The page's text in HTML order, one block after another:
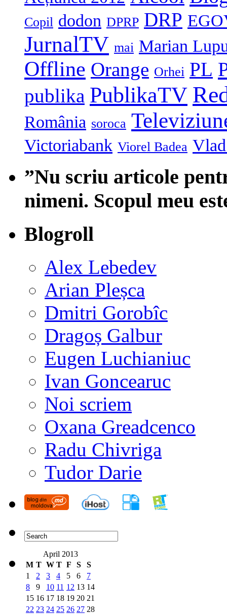
Copil dodon DPRP DRP
JurnalTV mai Marian
Offline Orange Orhei PL
publika PublikaTV
România soroca
Victoriabank Viorel Badea
”Nu scriu articole
nimeni. Scopul meu
Blogroll
Alex Lebedev
Arian Pleșca
Dmitri Gorobîc
Dragoș Galbur
Eugen Luchianiuc
Ivan Goncearuc
Noi scriem
Oxana Greadcenco
Radu Chivriga
Tudor Darie
April 2013
M T W T F S S
1 2 3 4 5 6
7
8
9 10 11 12 13 14
15 16 17 18 19 20 21
22 23 24 25 26 27 28